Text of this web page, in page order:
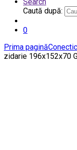
Caută după:
0
Prima pagină
zidarie 196x152x70